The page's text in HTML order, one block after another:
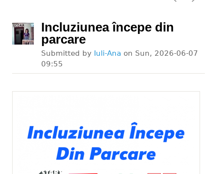
Incluziunea începe din
parcare
Submitted by Iuli-Ana on Sun, 2026-06-07
09:55